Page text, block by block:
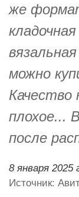
же
можно
Качество
плохое...
после
8 января 2025
Источник: